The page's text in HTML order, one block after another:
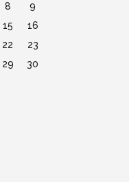
8
9
15
16
22
23
29
30